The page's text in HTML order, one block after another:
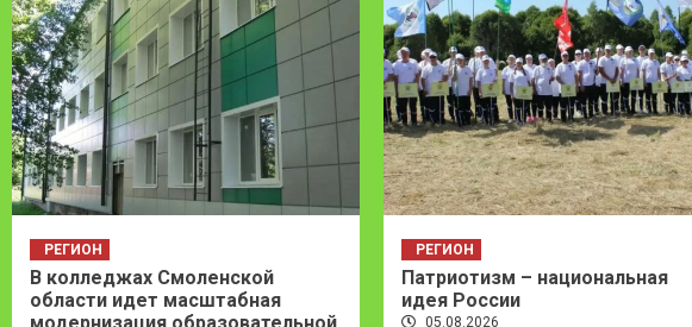
РЕГИОН
В колледжах Смоленской
области идет масштабная
РЕГИОН
Патриотизм – национальная
идея России
05.08.2026